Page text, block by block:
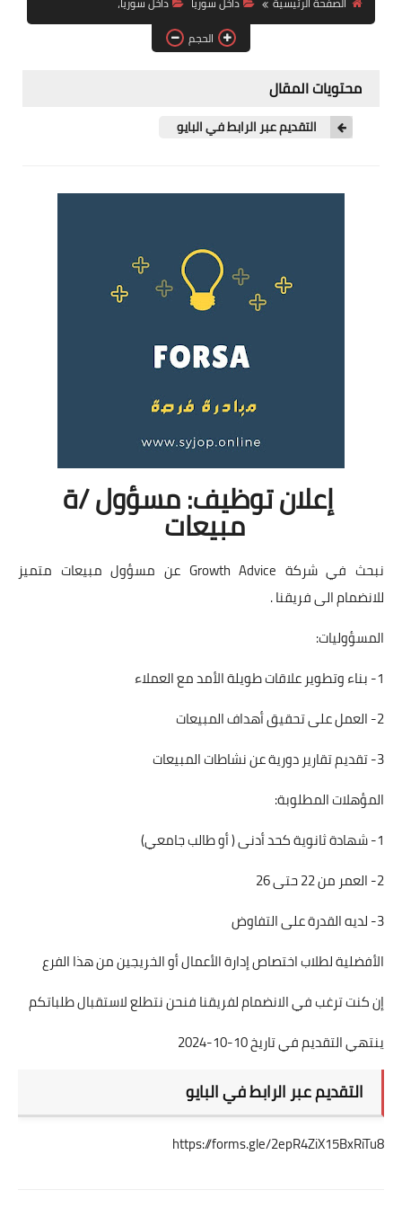
فرص عمل في العراق
فرص عمل في اليمن
دورات تدريبية
الحجم
محتويات المقال
التقديم عبر الرابط في البايو
إعلان توظيف: مسؤول /ة
مبيعات
نبحث في شركة Growth Advice عن مسؤول مبيعات متميز
للانضمام الى فريقنا .
المسؤوليات:
1- بناء وتطوير علاقات طويلة الأمد مع العملاء
2- العمل على تحقيق أهداف المبيعات
3- تقديم تقارير دورية عن نشاطات المبيعات
المؤهلات المطلوبة:
1- شهادة ثانوية كحد أدنى ( أو طالب جامعي)
2- العمر من 22 حتى 26
3- لديه القدرة على التفاوض
الأفضلية لطلاب اختصاص إدارة الأعمال أو الخريجين من هذا الفرع
إن كنت ترغب في الانضمام لفريقنا فنحن نتطلع لاستقبال طلباتكم
ينتهي التقديم في تاريخ 10-10-2024
التقديم عبر الرابط في البايو
https://forms.gle/2epR4ZiX15BxRiTu8